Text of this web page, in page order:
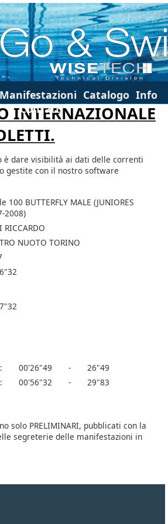
Catalogo Info
Contatti
INTERNAZIONALE
è dare visibilità ai dati delle correnti
gestite con il nostro software
100 BUTTERFLY MALE (JUNIORES
2008)
RICCARDO
NUOTO TORINO
: 00'26"49 -
26"49
: 00'56"32 - 29"83
solo PRELIMINARI, pubblicati con la
segreterie delle manifestazioni in